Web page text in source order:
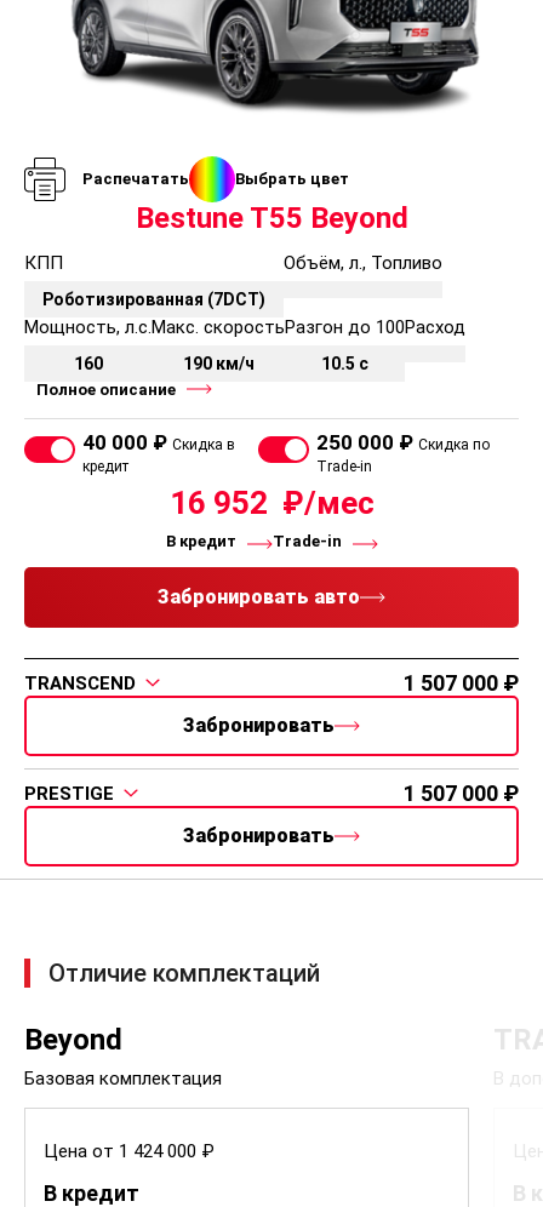
Распечатать Выбрать цвет
Bestune T55 Beyond
КПП
Роботизированная (7DCT)
Объём, л., Топливо
Мощность, л.с.
160
Макс. скорость
190 км/ч
Разгон до 100
10.5 с
Расход
Полное описание
40 000 ₽ Скидка в
кредит
250 000 ₽ Скидка по
Trade-in
16 952
В кредит Trade-in
Забронировать авто
TRANSCEND 1 507 000
Забронировать
PRESTIGE 1 507 000
Забронировать
Отличие комплектаций
Beyond
Базовая комплектация
Цена от 1 424 000 ₽
В кредит
В
В